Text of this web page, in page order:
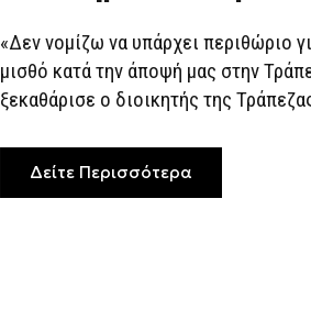
«Δεν νομίζω να υπάρχει περιθώριο
μισθό κατά την άποψή μας στην
ξεκαθάρισε ο διοικητής της
Δείτε Περισσότερα